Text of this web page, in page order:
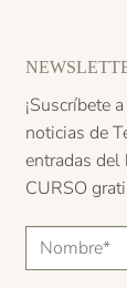
¡Suscríbete
noticias de
entradas del
CURSO